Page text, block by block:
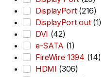
DisplayPort (216)
DisplayPort out (1)
DVI (42)
e-SATA (1)
FireWire 1394 (14)
HDMI (306)